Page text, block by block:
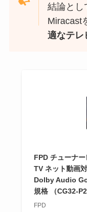
結論とし
Miracast
適なテレ
FPD チューナ
TV ネット動画
Dolby Audio
規格 （CG32-
FPD